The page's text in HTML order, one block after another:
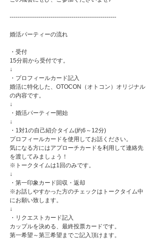
-------------------------------------------------------
婚活パーティーの流れ
・受付
15分前から受付です。
↓
・プロフィールカード記入
婚活に特化した、OTOCON（オトコン）オリジナル
の内容です。
↓
・婚活パーティー開始
↓
・1対1の自己紹介タイム(約6～12分)
プロフィールカードを使用してお話ください。
気になる方にはアプローチカードを利用して連絡先
を渡してみましょう！
※トークタイムは1回のみです。
↓
・第一印象カード回収・返却
※お話しやすかった方のチェックはトークタイム中
にお願い致します。
↓
・リクエストカード記入
カップルを決める、最終投票カードです。
第一希望～第三希望までご記入頂けます。